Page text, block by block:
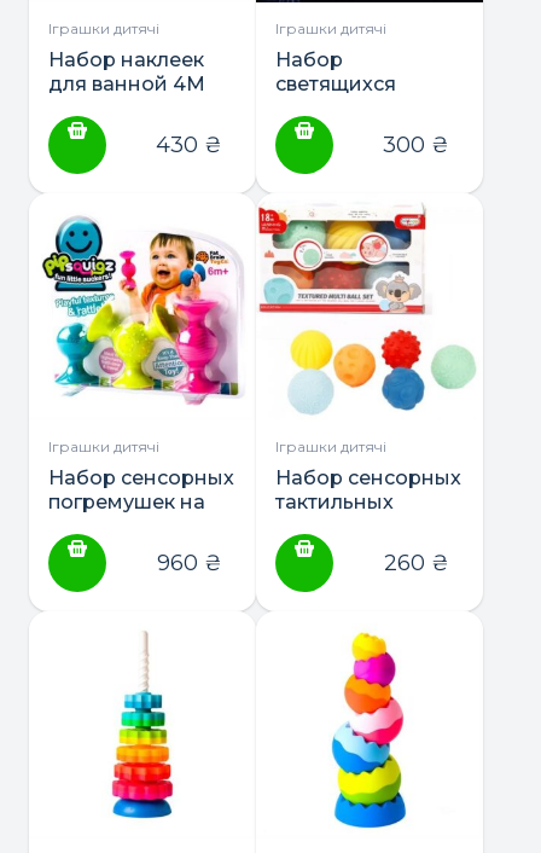
Іграшки дитячі
Набор наклеек
для ванной 4M
04746)
430 ₴
Іграшки дитячі
Набор
светящихся
Планеты и 20
звезд (00-05635)
300 ₴
Іграшки дитячі
Набор сенсорных
погремушек на
Brain Toys
pipSquigz 3 шт.
(F089ML)
960 ₴
Іграшки дитячі
Набор сенсорных
тактильных
668-134
260 ₴